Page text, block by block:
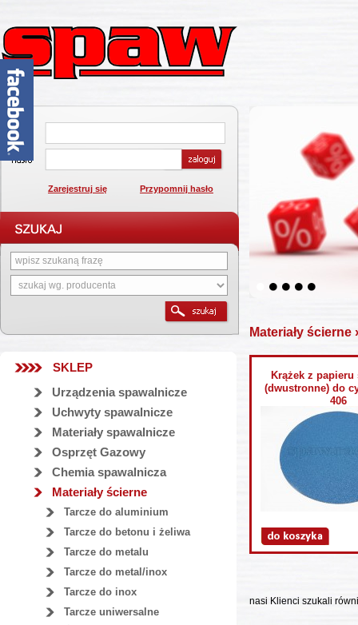
Zarejestruj się Przypomnij hasło
SKLEP
Urządzenia spawalnicze
Uchwyty spawalnicze
Materiały spawalnicze
Osprzęt Gazowy
Chemia spawalnicza
Materiały ścierne
Tarcze do aluminium
Tarcze do betonu i żeliwa
Tarcze do metalu
Tarcze do metal/inox
Tarcze do inox
Tarcze uniwersalne
4
Materiały ścierne
Krążek z
(dwustronne) do
406
nasi Klienci szukali